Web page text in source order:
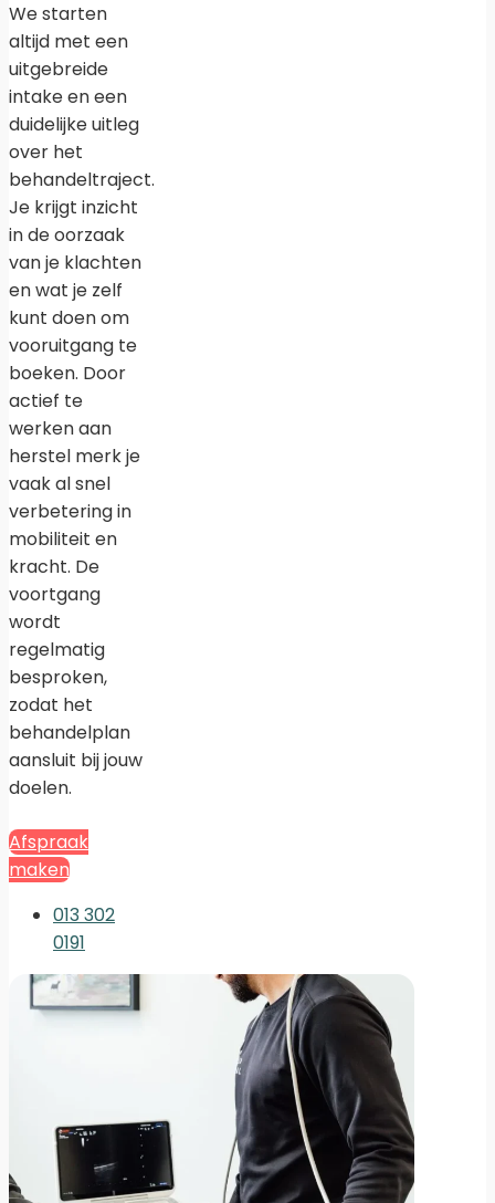
We starten
altijd met een
uitgebreide
intake en een
duidelijke uitleg
over het
behandeltraject.
Je krijgt inzicht
in de oorzaak
van je klachten
en wat je zelf
kunt doen om
vooruitgang te
boeken. Door
actief te
werken aan
herstel merk je
vaak al snel
verbetering in
mobiliteit en
kracht. De
voortgang
wordt
regelmatig
besproken,
zodat het
behandelplan
aansluit bij jouw
doelen.
Afspraak
maken
013 302
0191